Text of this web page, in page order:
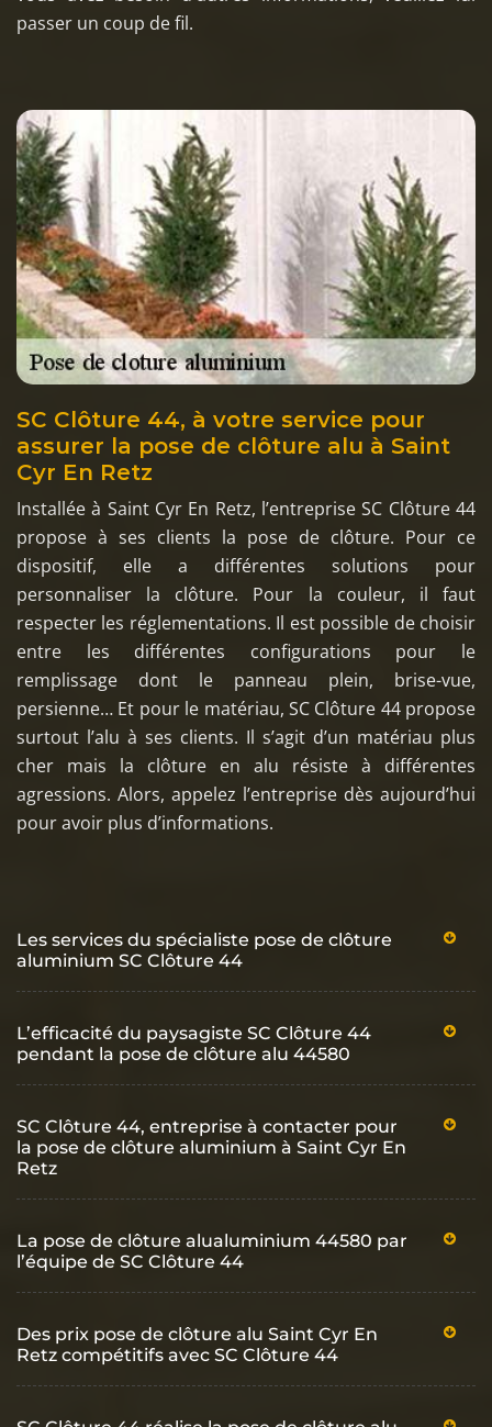
passer un coup de fil.
SC Clôture 44, à votre service pour
assurer la pose de clôture alu à Saint
Cyr En Retz
Installée à Saint Cyr En Retz, l’entreprise SC Clôture 44
propose à ses clients la pose de clôture. Pour ce
dispositif, elle a différentes solutions pour
personnaliser la clôture. Pour la couleur, il faut
respecter les réglementations. Il est possible de choisir
entre les différentes configurations pour le
remplissage dont le panneau plein, brise-vue,
persienne… Et pour le matériau, SC Clôture 44 propose
surtout l’alu à ses clients. Il s’agit d’un matériau plus
cher mais la clôture en alu résiste à différentes
agressions. Alors, appelez l’entreprise dès aujourd’hui
pour avoir plus d’informations.
Les services du spécialiste pose de clôture
aluminium SC Clôture 44
L’efficacité du paysagiste SC Clôture 44
pendant la pose de clôture alu 44580
SC Clôture 44, entreprise à contacter pour
la pose de clôture aluminium à Saint Cyr En
Retz
La pose de clôture alualuminium 44580 par
l’équipe de SC Clôture 44
Des prix pose de clôture alu Saint Cyr En
Retz compétitifs avec SC Clôture 44